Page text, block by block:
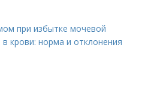
при избытке мочевой
крови: норма и отклонения